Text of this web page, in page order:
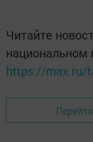
Читайте
https://max.ru/